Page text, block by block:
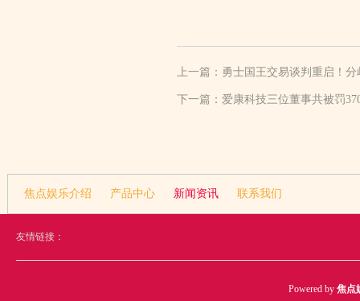
上一篇： 勇士国王交易谈判重启！
下一篇： 爱康科技三位董事共被罚
焦点娱乐介绍 产品中心 新闻资讯 联系我们
友情链接：
Powered by 焦点